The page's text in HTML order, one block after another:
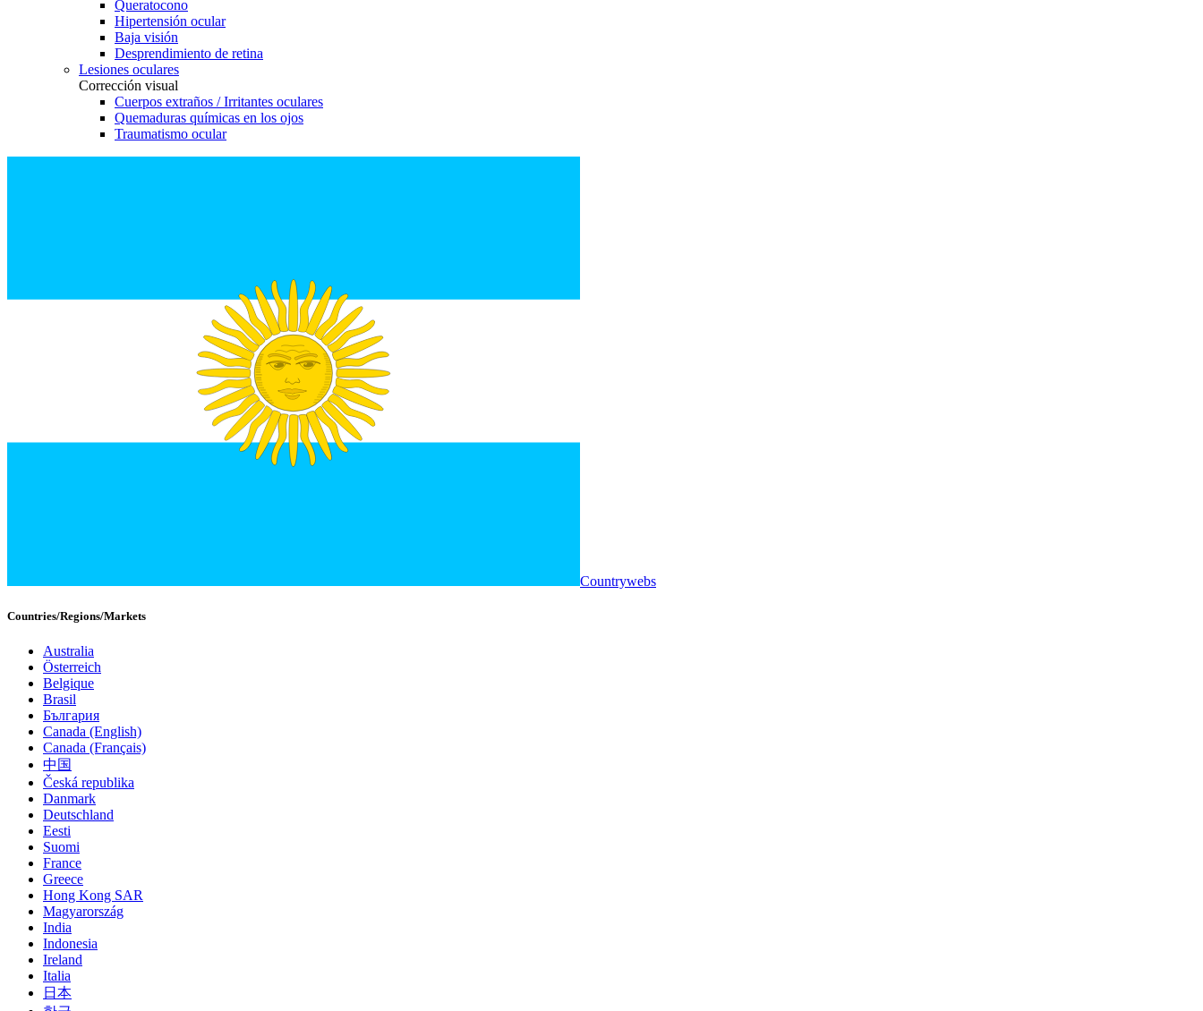
Queratocono
Hipertensión ocular
Baja visión
Desprendimiento de retina
Lesiones oculares
Corrección visual
Cuerpos extraños / Irritantes oculares
Quemaduras químicas en los ojos
Traumatismo ocular
Countrywebs
Countries/Regions/Markets
Australia
Österreich
Belgique
Brasil
България
Canada (English)
Canada (Français)
中国
Česká republika
Danmark
Deutschland
Eesti
Suomi
France
Greece
Hong Kong SAR
Magyarország
India
Indonesia
Ireland
Italia
日本